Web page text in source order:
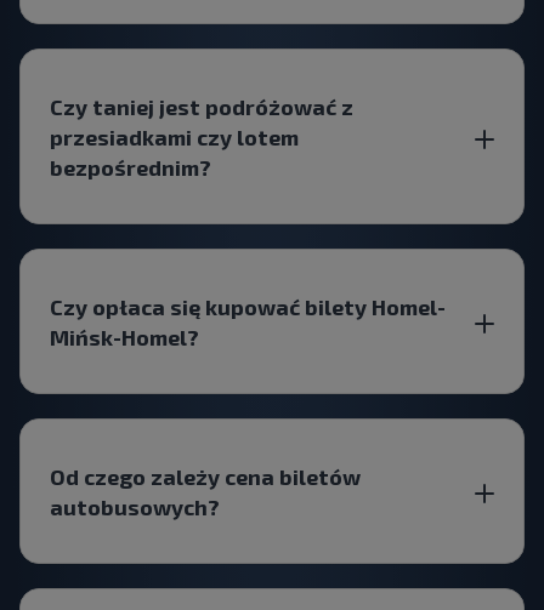
Czy taniej jest podróżować z
przesiadkami czy lotem
bezpośrednim?
Czy opłaca się kupować bilety Homel-
Mińsk-Homel?
Od czego zależy cena biletów
autobusowych?